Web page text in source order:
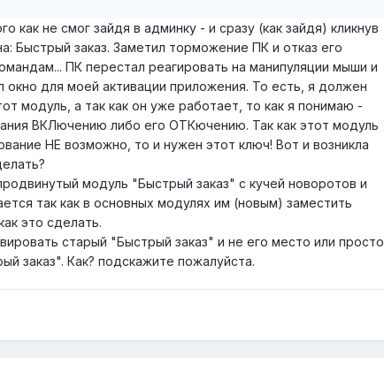
как не смог зайдя в админку - и сразу (как зайдя) кликнув
Быстрый заказ. Заметил торможение ПК и отказ его
ПК перестал реагировать на манипуляции мыши и
окно для моей активации приложения. То есть, я должен
модуль, а так как он уже работает, то как я понимаю -
ВКЛючению либо его ОТКючению. Так как этот модуль
НЕ возможно, то и нужен этот ключ! Вот и возникла
модуль "Быстрый заказ" с кучей новоротов и
так как в основных модулях им (новым) заместить
это сделать.
старый "Быстрый заказ" и не его место или просто
заказ". Как? подскажите пожалуйста.